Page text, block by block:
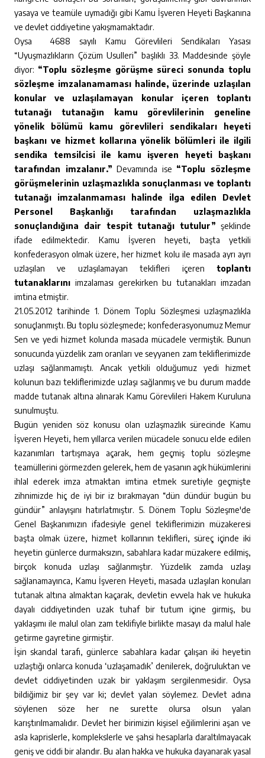
yasaya ve teamüle uymadığı gibi Kamu İşveren Heyeti Başkanına
ve devlet ciddiyetine yakışmamaktadır.
Oysa 4688 sayılı Kamu Görevlileri Sendikaları Yasası
“Uyuşmazlıkların Çözüm Usulleri” başlıklı 33. Maddesinde şöyle
diyor: “Toplu sözleşme görüşme süreci sonunda toplu
sözleşme imzalanamaması halinde, üzerinde uzlaşılan
konular ve uzlaşılamayan konular içeren toplantı
tutanağı tutanağın kamu görevlilerinin geneline
yönelik bölümü kamu görevlileri sendikaları heyeti
başkanı ve hizmet kollarına yönelik bölümleri ile ilgili
sendika temsilcisi ile kamu işveren heyeti başkanı
tarafından imzalanır.” Devamında ise “Toplu sözleşme
görüşmelerinin uzlaşmazlıkla sonuçlanması ve toplantı
tutanağı imzalanmaması halinde ilga edilen Devlet
Personel Başkanlığı tarafından uzlaşmazlıkla
sonuçlandığına dair tespit tutanağı tutulur” şeklinde
ifade edilmektedir. Kamu İşveren heyeti, başta yetkili
konfederasyon olmak üzere, her hizmet kolu ile masada ayrı ayrı
uzlaşılan ve uzlaşılamayan teklifleri içeren toplantı
tutanaklarını imzalaması gerekirken bu tutanakları imzadan
imtina etmiştir.
21.05.2012 tarihinde 1. Dönem Toplu Sözleşmesi uzlaşmazlıkla
sonuçlanmıştı. Bu toplu sözleşmede; konfederasyonumuz Memur
Sen ve yedi hizmet kolunda masada mücadele vermiştik. Bunun
sonucunda yüzdelik zam oranları ve seyyanen zam tekliflerimizde
uzlaşı sağlanmamıştı. Ancak yetkili olduğumuz yedi hizmet
kolunun bazı tekliflerimizde uzlaşı sağlanmış ve bu durum madde
madde tutanak altına alınarak Kamu Görevlileri Hakem Kuruluna
sunulmuştu.
Bugün yeniden söz konusu olan uzlaşmazlık sürecinde Kamu
İşveren Heyeti, hem yıllarca verilen mücadele sonucu elde edilen
kazanımları tartışmaya açarak, hem geçmiş toplu sözleşme
teamüllerini görmezden gelerek, hem de yasanın açık hükümlerini
ihlal ederek imza atmaktan imtina etmek suretiyle geçmişte
zihnimizde hiç de iyi bir iz bırakmayan “dün dündür bugün bu
gündür” anlayışını hatırlatmıştır. 5. Dönem Toplu Sözleşme'de
Genel Başkanımızın ifadesiyle genel tekliflerimizin müzakeresi
başta olmak üzere, hizmet kollarının teklifleri, süreç içinde iki
heyetin günlerce durmaksızın, sabahlara kadar müzakere edilmiş,
birçok konuda uzlaşı sağlanmıştır. Yüzdelik zamda uzlaşı
sağlanamayınca, Kamu İşveren Heyeti, masada uzlaşılan konuları
tutanak altına almaktan kaçarak, devletin evvela hak ve hukuka
dayalı ciddiyetinden uzak tuhaf bir tutum içine girmiş, bu
yaklaşımı ile malul olan zam teklifiyle birlikte masayı da malul hale
getirme gayretine girmiştir.
İşin skandal tarafı, günlerce sabahlara kadar çalışan iki heyetin
uzlaştığı onlarca konuda ‘uzlaşamadık’ denilerek, doğruluktan ve
devlet ciddiyetinden uzak bir yaklaşım sergilenmesidir. Oysa
bildiğimiz bir şey var ki; devlet yalan söylemez. Devlet adına
söylenen söze her ne surette olursa olsun yalan
karıştırılmamalıdır. Devlet her birimizin kişisel eğilimlerini aşan ve
asla kaprislerle, komplekslerle ve şahsi hesaplarla daraltılmayacak
geniş ve ciddi bir alandır. Bu alan hakka ve hukuka dayanarak yasal